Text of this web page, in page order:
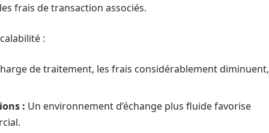
frais de transaction associés.
:
de traitement, les frais considérablement diminuent,
: Un environnement d’échange plus fluide favorise